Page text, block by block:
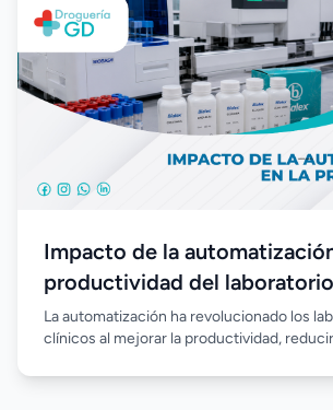
Impacto de la
productividad del laboratorio
La automatización ha revolucionado los
clínicos al mejorar la productividad,
automatizados permite optimizar los